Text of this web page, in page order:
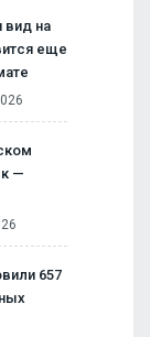
вид на
еще
—
657